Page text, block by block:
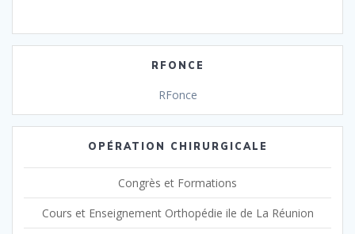
RFONCE
RFonce
OPÉRATION CHIRURGICALE
Congrès et Formations
Cours et Enseignement Orthopédie ile de La Réunion